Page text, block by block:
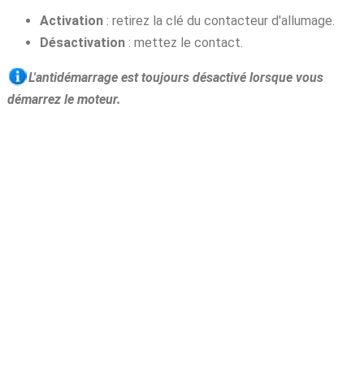
Activation: retirez la clé du contacteur d'allumage.
Désactivation: mettez le contact.
L'antidémarrage est toujours désactivé lorsque vous
démarrez le moteur.